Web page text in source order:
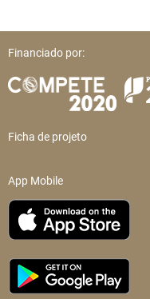
Financiado por:
Ficha de projeto
App Mobile